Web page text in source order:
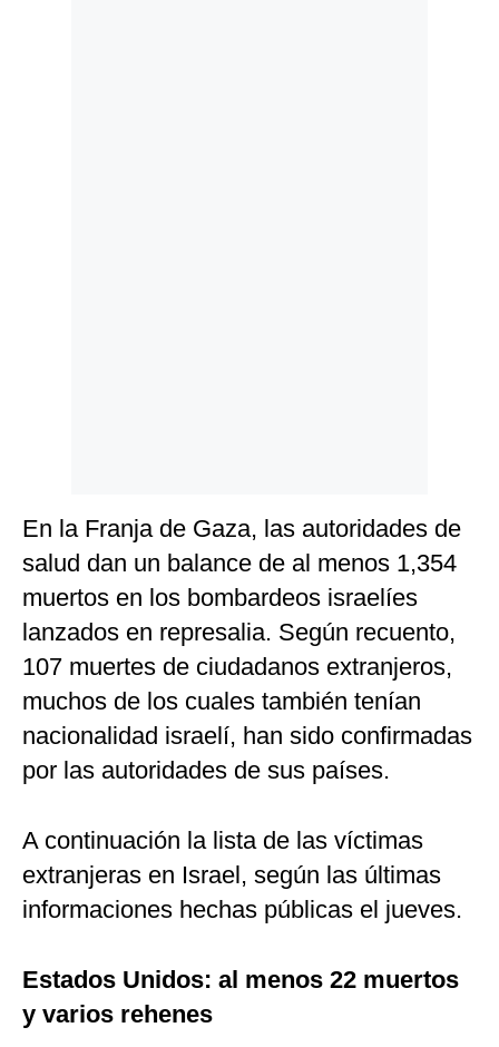
En la Franja de Gaza, las autoridades de
salud dan un balance de al menos 1,354
muertos en los bombardeos israelíes
lanzados en represalia. Según recuento,
107 muertes de ciudadanos extranjeros,
muchos de los cuales también tenían
nacionalidad israelí, han sido confirmadas
por las autoridades de sus países.
A continuación la lista de las víctimas
extranjeras en Israel, según las últimas
informaciones hechas públicas el jueves.
Estados Unidos: al menos 22 muertos
y varios rehenes